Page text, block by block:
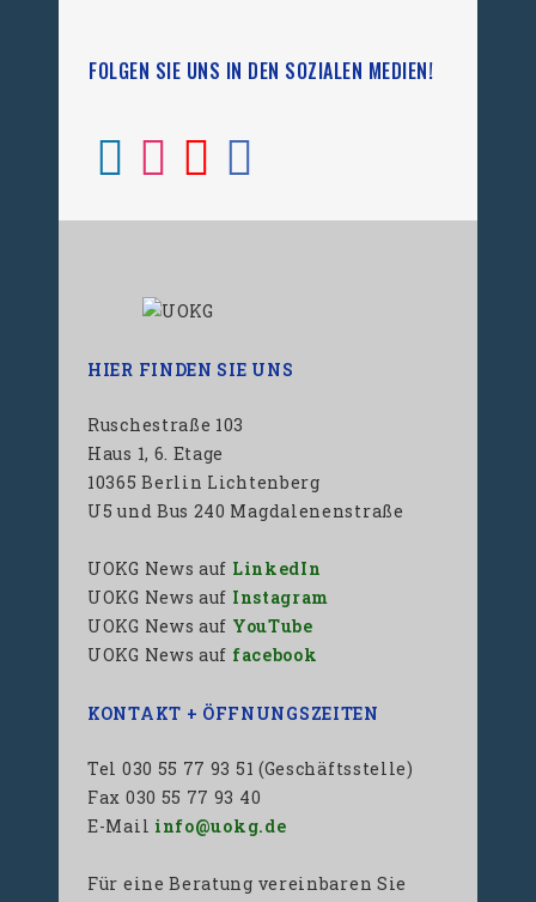
FOLGEN SIE UNS IN DEN SOZIALEN MEDIEN!
HIER FINDEN SIE UNS
Ruschestraße 103
Haus 1, 6. Etage
10365 Berlin Lichtenberg
U5 und Bus 240 Magdalenenstraße
UOKG News auf LinkedIn
UOKG News auf Instagram
UOKG News auf YouTube
UOKG News auf facebook
KONTAKT + ÖFFNUNGSZEITEN
Tel 030 55 77 93 51 (Geschäftsstelle)
Fax 030 55 77 93 40
E-Mail info@uokg.de
Für eine Beratung vereinbaren Sie